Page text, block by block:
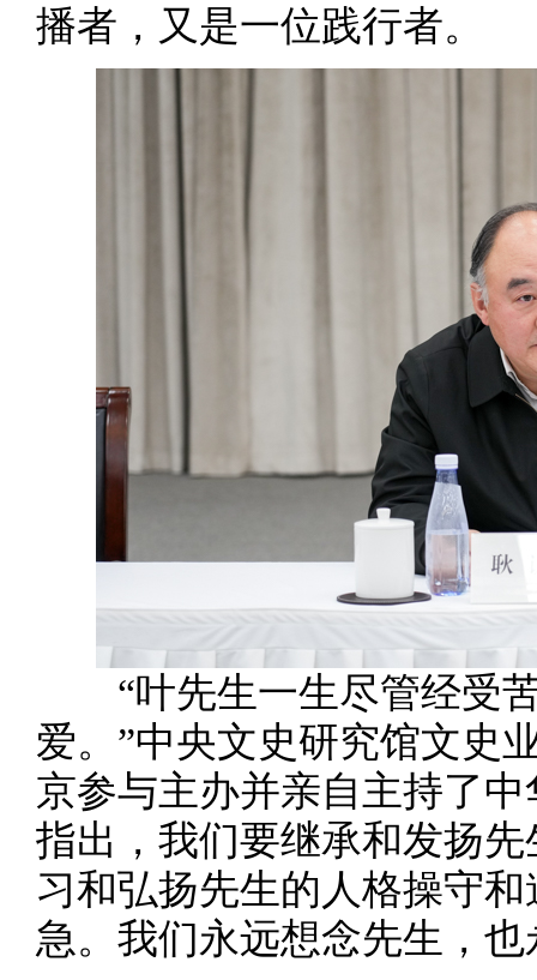
播者，又是一位践行者。
“叶先生一生尽管经受苦
爱。”中央文史研究馆文史
京参与主办并亲自主持了
指出，我们要继承和发扬
习和弘扬先生的人格操守
急。我们永远想念先生，也